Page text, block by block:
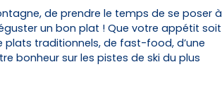
de prendre le temps de se poser à
un bon plat ! Que votre appétit soit
plats traditionnels, de fast-food, d’une
bonheur sur les pistes de ski du plus